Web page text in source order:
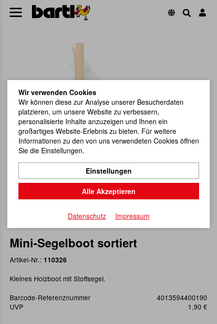
Mini-Segelboot sortiert
Artikel-Nr.: 110326
Kleines Holzboot mit Stoffsegel.
Barcode-Referenznummer
4013594400190
UVP
1,90 €
Wir verwenden Cookies
Wir können diese zur Analyse unserer Besucherdaten
platzieren, um unsere Website zu verbessern,
personalisierte Inhalte anzuzeigen und Ihnen ein
großartiges Website-Erlebnis zu bieten. Für weitere
Informationen zu den von uns verwendeten Cookies öffnen
Sie die Einstellungen.
Einstellungen
Alle Akzeptieren
Datenschutz Impressum